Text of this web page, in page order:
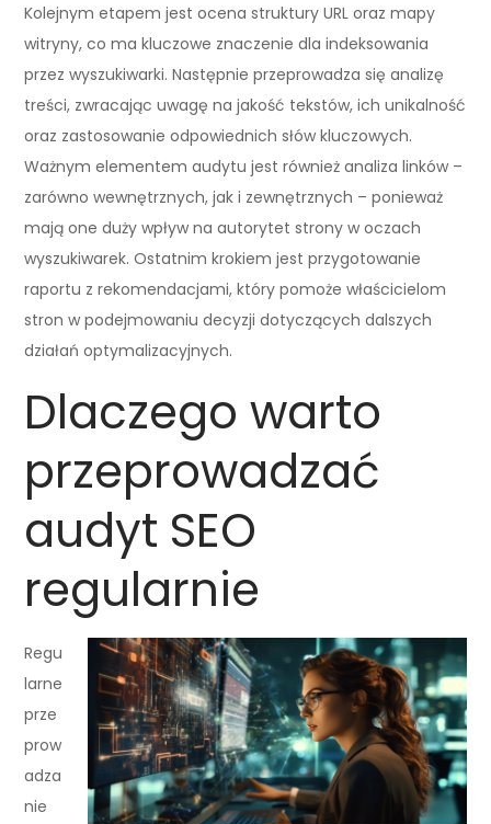
Kolejnym etapem jest ocena struktury URL oraz mapy
witryny, co ma kluczowe znaczenie dla indeksowania
przez wyszukiwarki. Następnie przeprowadza się analizę
treści, zwracając uwagę na jakość tekstów, ich unikalność
oraz zastosowanie odpowiednich słów kluczowych.
Ważnym elementem audytu jest również analiza linków –
zarówno wewnętrznych, jak i zewnętrznych – ponieważ
mają one duży wpływ na autorytet strony w oczach
wyszukiwarek. Ostatnim krokiem jest przygotowanie
raportu z rekomendacjami, który pomoże właścicielom
stron w podejmowaniu decyzji dotyczących dalszych
działań optymalizacyjnych.
Dlaczego warto
przeprowadzać
audyt SEO
regularnie
Regu
larne
prze
prow
adza
nie